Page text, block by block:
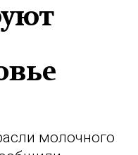
молочного